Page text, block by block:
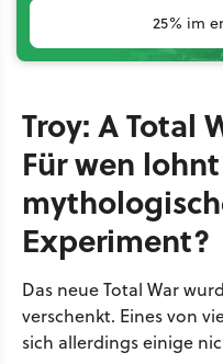
25% im
Troy: A Total
Für wen
Experiment?
Das neue Total War
verschenkt. Eines von
sich allerdings einige